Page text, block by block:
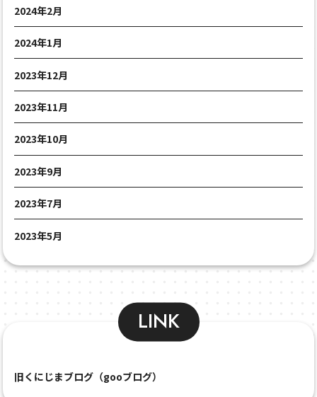
2024年2月
2024年1月
2023年12月
2023年11月
2023年10月
2023年9月
2023年7月
2023年5月
LINK
旧くにじまブログ（gooブログ）